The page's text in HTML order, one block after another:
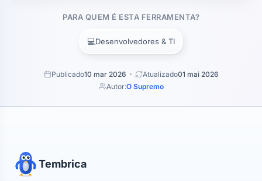
PARA QUEM É ESTA FERRAMENTA?
💻Desenvolvedores & TI
Publicado10 mar 2026 Atualizado01 mai 2026
Autor:O Supremo
Tembrica